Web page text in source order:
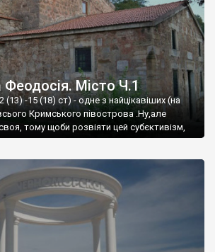
Місто Ч.1
-15 (18) ст) - одне з найцікавіших (на
Кримського півострова .Ну,але
тому щоби розвіяти цей субєктивізм,
це